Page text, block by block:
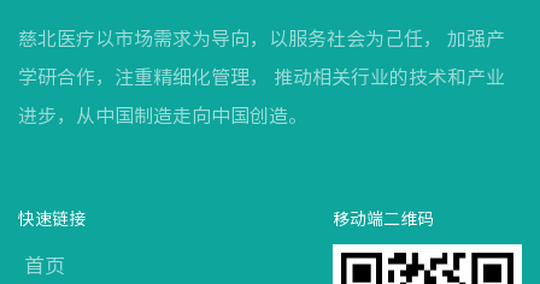
慈北医疗以市场需求为导向，以服务社会为己任， 加强产
学研合作，注重精细化管理， 推动相关行业的技术和产业
进步，从中国制造走向中国创造。
快速链接
首页
移动端二维码